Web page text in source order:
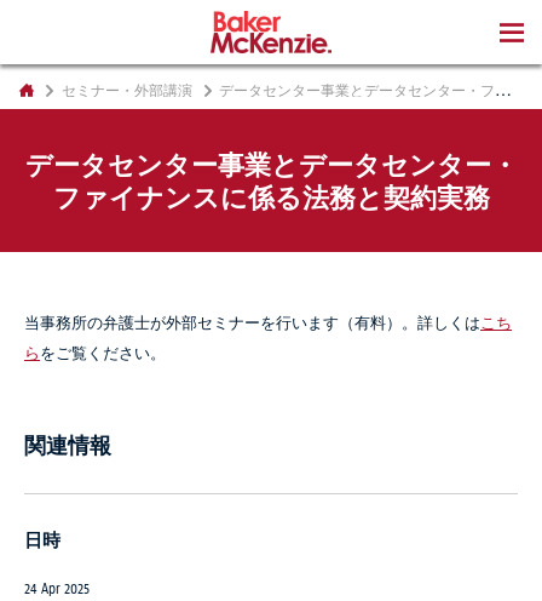
セミナー・外部講演 データセンター事業とデータセンター・ファイナンスに係る法務と契約実務
データセンター事業とデータセンター・
ファイナンスに係る法務と契約実務
当事務所の弁護士が外部セミナーを行います（有料）。詳しくはこち
らをご覧ください。
関連情報
日時
24 Apr 2025